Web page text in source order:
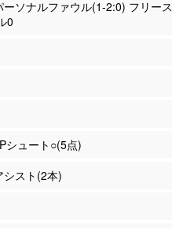
ーソナルファウル(1-2:0) フリー
0
シュート○(5点)
スト(2本)